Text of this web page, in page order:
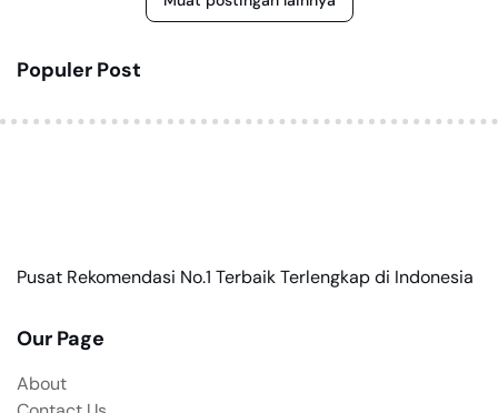
Populer Post
Pusat Rekomendasi No.1 Terbaik Terlengkap di Indonesia
Our Page
About